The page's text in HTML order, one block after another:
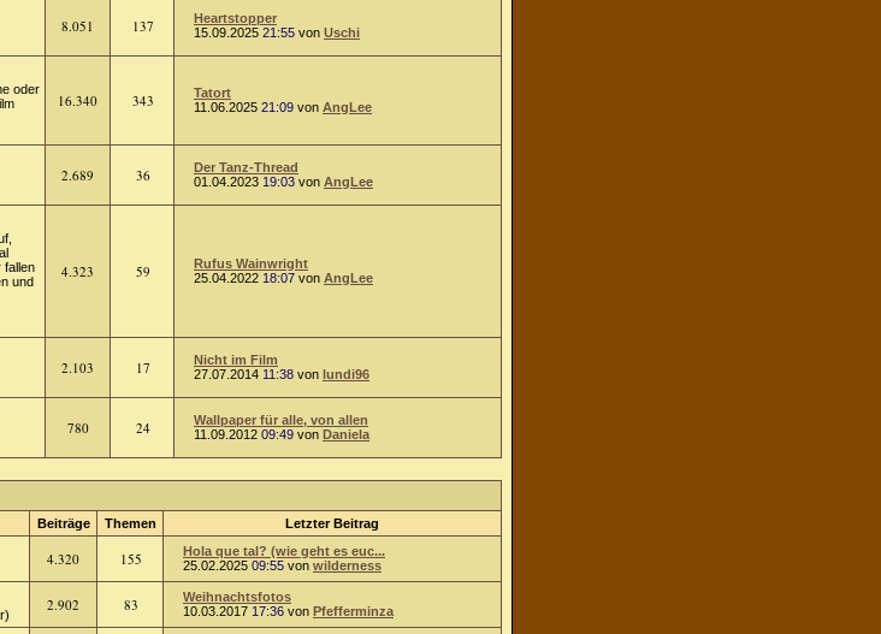
8.051 137
Heartstopper
15.09.2025 21:55 von Uschi
oder
16.340 343
Tatort
11.06.2025 21:09 von AngLee
2.689 36
Der Tanz-Thread
01.04.2023 19:03 von AngLee
fallen
und
4.323 59
Rufus Wainwright
25.04.2022 18:07 von AngLee
2.103 17
Nicht im Film
27.07.2014 11:38 von lundi96
780 24
Wallpaper für alle, von allen
11.09.2012 09:49 von Daniela
Beiträge Themen Letzter Beitrag
4.320 155
Hola que tal? (wie geht es euc...
25.02.2025 09:55 von wilderness
2.902 83
Weihnachtsfotos
10.03.2017 17:36 von Pfefferminza